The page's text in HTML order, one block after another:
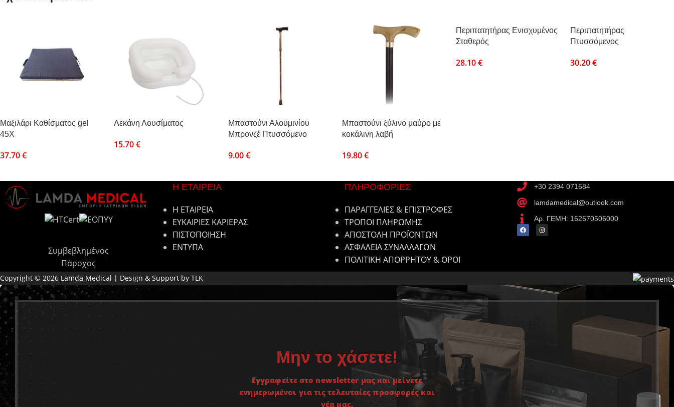
Mαξιλάρι Καθίσματος gel
45Χ
37.70€
Λεκάνη Λουσίματος
15.70€
Μπαστούνι Αλουμινίου
Μπρονζέ Πτυσσόμενο
9.00€
Μπαστούνι ξύλινο μαύρο με
κοκάλινη λαβή
19.80€
Περιπατητήρας Ενισχυμένος
Σταθερός
28.10€
Περιπατητήρας
Πτυσσόμενος
30.20€
Συμβεβλημένος
Πάροχος
Η ΕΤΑΙΡΕΙΑ
Η ΕΤΑΙΡΕΙΑ
ΕΥΚΑΙΡΙΕΣ ΚΑΡΙΕΡΑΣ
ΠΙΣΤΟΠΟΙΗΣΗ
ΕΝΤΥΠΑ
ΠΛΗΡΟΦΟΡΙΕΣ
ΠΑΡΑΓΓΕΛΙΕΣ & ΕΠΙΣΤΡΟΦΕΣ
ΤΡΟΠΟΙ ΠΛΗΡΩΜΗΣ
ΑΠΟΣΤΟΛΗ ΠΡΟΪΟΝΤΩΝ
ΑΣΦΑΛΕΙΑ ΣΥΝΑΛΛΑΓΩΝ
ΠΟΛΙΤΙΚΗ ΑΠΟΡΡΗΤΟΥ & ΟΡΟΙ
+30 2394 071684
lamdamedical@outlook.com
Αρ. ΓΕΜΗ: 162670506000
Copyright © 2026 Lamda Medical | Design & Support by TLK
Μην το χάσετε!
Εγγραφείτε στο newsletter μας και μείνετε
ενημερωμένοι για τις τελευταίες προσφορές και
νέα μας.